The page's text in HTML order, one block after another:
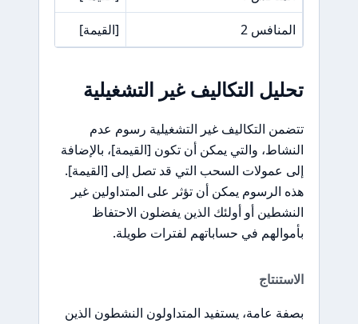
المنافس 2
[القيمة]
تحليل التكاليف غير التشغيلية
تتضمن التكاليف غير التشغيلية رسوم عدم
النشاط، والتي يمكن أن تكون [القيمة]، بالإضافة
إلى عمولات السحب التي قد تصل إلى [القيمة].
هذه الرسوم يمكن أن تؤثر على المتداولين غير
النشطين أو أولئك الذين يفضلون الاحتفاظ
بأموالهم في حساباتهم لفترات طويلة.
الاستنتاج
بصفة عامة، يستفيد المتداولون النشطون الذين